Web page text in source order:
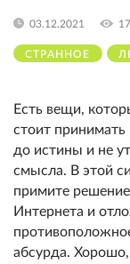
СТРАННОЕ
03.12.2021
Есть вещи,
стоит принимать
до истины и не
смысла. В этой
примите
Интернета и
абсурда.